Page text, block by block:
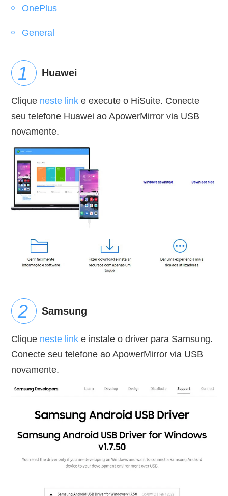
OnePlus
General
Huawei
Clique neste linke execute o HiSuite. Conecte
seu telefone Huawei ao ApowerMirror via USB
novamente.
Samsung
Clique neste linke instale o driver para Samsung.
Conecte seu telefone ao ApowerMirror via USB
novamente.